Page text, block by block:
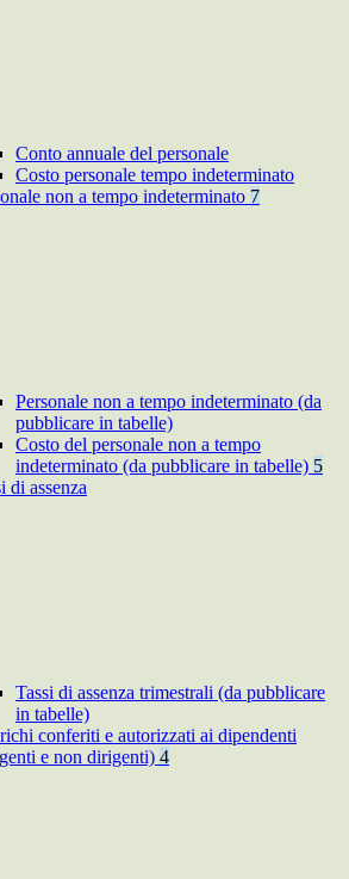
Conto annuale del personale
Costo personale tempo indeterminato
non a tempo indeterminato 7
Personale non a tempo indeterminato (da
pubblicare in tabelle)
Costo del personale non a tempo
indeterminato (da pubblicare in tabelle) 5
di assenza
Tassi di assenza trimestrali (da pubblicare
in tabelle)
conferiti e autorizzati ai dipendenti
e non dirigenti) 4